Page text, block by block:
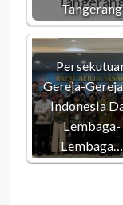
Tangerang
Gereja-
Indonesia
Lembaga-
Lembaga…